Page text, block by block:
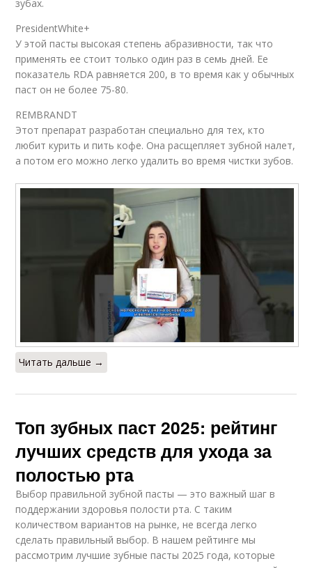
зубах.
PresidentWhite+
У этой пасты высокая степень абразивности, так что
применять ее стоит только один раз в семь дней. Ее
показатель RDA равняется 200, в то время как у обычных
паст он не более 75-80.
REMBRANDT
Этот препарат разработан специально для тех, кто
любит курить и пить кофе. Она расщепляет зубной налет,
а потом его можно легко удалить во время чистки зубов.
Читать дальше →
Топ зубных паст 2025: рейтинг
лучших средств для ухода за
полостью рта
Выбор правильной зубной пасты — это важный шаг в
поддержании здоровья полости рта. С таким
количеством вариантов на рынке, не всегда легко
сделать правильный выбор. В нашем рейтинге мы
рассмотрим лучшие зубные пасты 2025 года, которые